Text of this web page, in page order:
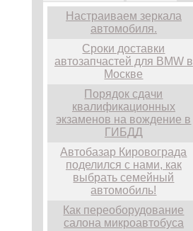
Настраиваем зеркала
автомобиля.
Сроки доставки
автозапчастей для BMW в
Москве
Порядок сдачи
квалификационных
экзаменов на вождение в
ГИБДД
Автобазар Кировограда
поделился с нами, как
выбрать семейный
автомобиль!
Как переоборудование
салона микроавтобуса